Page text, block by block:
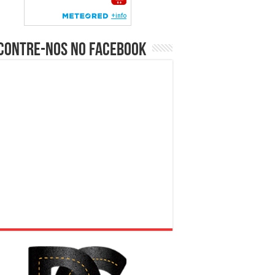
nos no Facebook